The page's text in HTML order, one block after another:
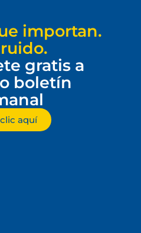
importan.
gratis a
boletín
aquí